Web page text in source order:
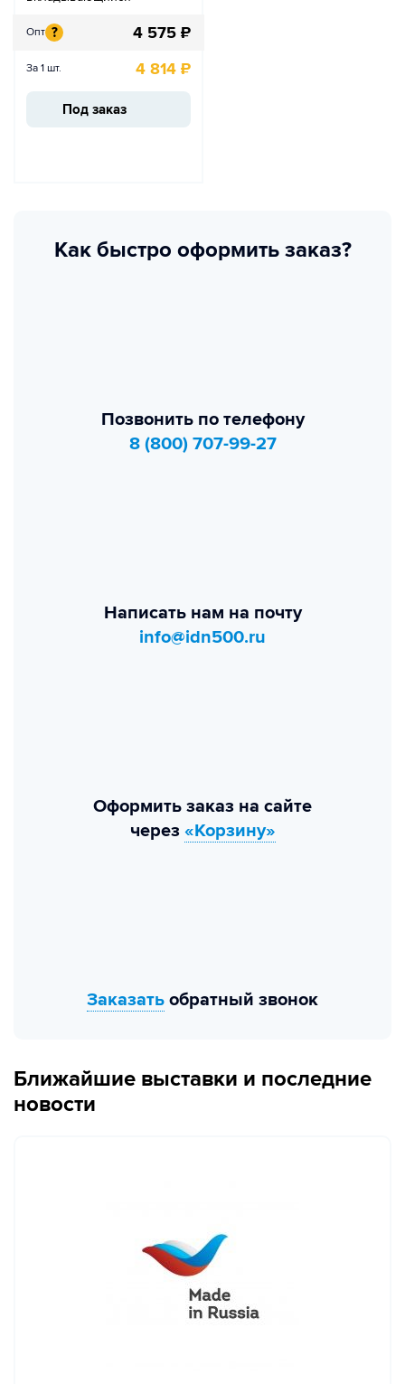
Опт ? 4 575 ₽
За 1 шт. 4 814 ₽
Под заказ
Как быстро оформить заказ?
Позвонить по телефону
8 (800) 707-99-27
Написать нам на почту
info@idn500.ru
Оформить заказ на сайте
через «Корзину»
Заказать обратный звонок
Ближайшие выставки и последние
новости